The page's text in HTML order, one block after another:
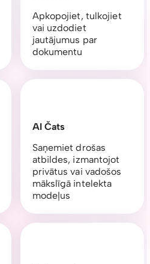
Apkopojiet, tulkojiet
vai uzdodiet
jautājumus par
dokumentu
AI Čats
Saņemiet drošas
atbildes, izmantojot
privātus vai vadošos
mākslīgā intelekta
modeļus